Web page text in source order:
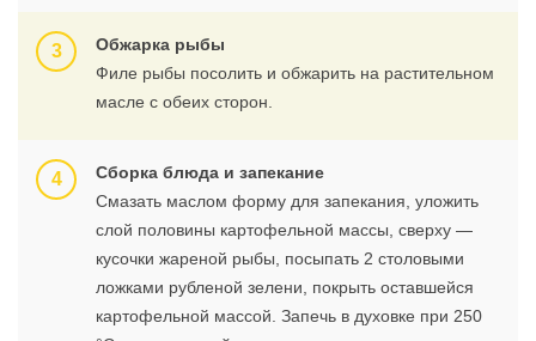
Обжарка рыбы
Филе рыбы посолить и обжарить на растительном
масле с обеих сторон.
Сборка блюда и запекание
Смазать маслом форму для запекания, уложить
слой половины картофельной массы, сверху —
кусочки жареной рыбы, посыпать 2 столовыми
ложками рубленой зелени, покрыть оставшейся
картофельной массой. Запечь в духовке при 250